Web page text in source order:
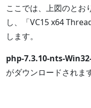
ここでは、上図のとお
し、「VC15 x64
します。
php-7.3.10-nts-
がダウンロードされます